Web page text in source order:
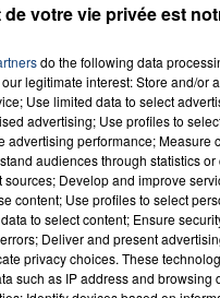
de votre vie privée est
do the following data
legitimate interest: Store and/or
Use limited data to select
advertising; Use profiles to
advertising performance; Measure
audiences through statistics
sources; Develop and improve
content; Use profiles to select
to select content; Ensure
Deliver and present
privacy choices. These
such as IP address and browsing